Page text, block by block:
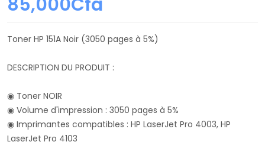
Toner HP 151A Noir (3050 pages à 5%)
DESCRIPTION DU PRODUIT :
◉ Toner NOIR
◉ Volume d'impression : 3050 pages à 5%
◉ Imprimantes compatibles : HP LaserJet Pro 4003, HP
LaserJet Pro 4103